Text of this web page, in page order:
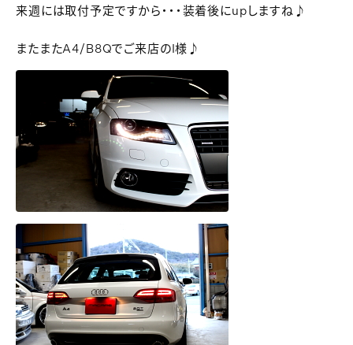
来週には取付予定ですから・・・装着後にupしますね♪
またまたA4/B8Qでご来店のI様♪